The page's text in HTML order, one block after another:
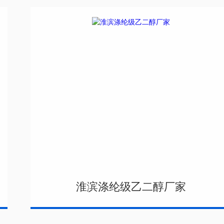
淮滨涤纶级乙二醇厂家